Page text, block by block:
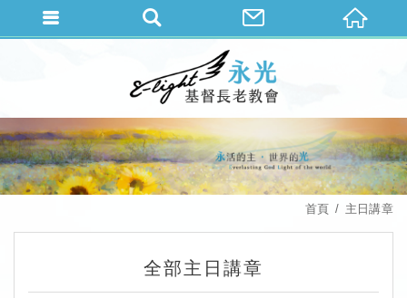
首頁 主日講章
全部主日講章